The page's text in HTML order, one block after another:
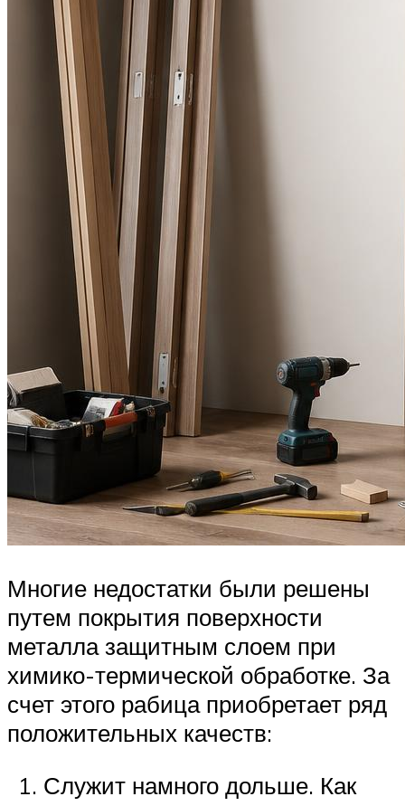
Многие недостатки были решены
путем покрытия поверхности
металла защитным слоем при
химико-термической обработке. За
счет этого рабица приобретает ряд
положительных качеств:
Служит намного дольше. Как